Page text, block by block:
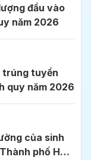
năm 2026
trúng tuyển
quy năm 2026
của sinh
phố Hồ